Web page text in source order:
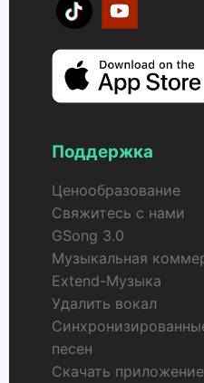
Поддержка
Ценообразование
Свяжитесь с нами
GSong 3.0
Музыкальная
Extend-Музыка
Удалить вокал
песен
Скачать